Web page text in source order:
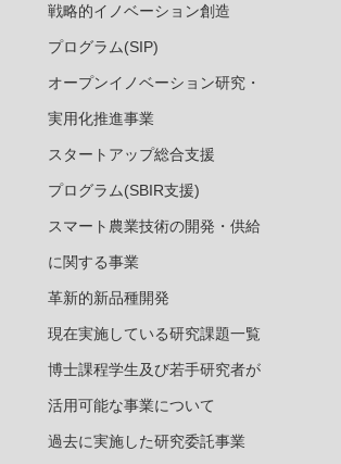
戦略的イノベーション創造
プログラム(SIP)
オープンイノベーション研究・
実用化推進事業
スタートアップ総合支援
プログラム(SBIR支援)
スマート農業技術の開発・供給
に関する事業
革新的新品種開発
現在実施している研究課題一覧
博士課程学生及び若手研究者が
活用可能な事業について
過去に実施した研究委託事業